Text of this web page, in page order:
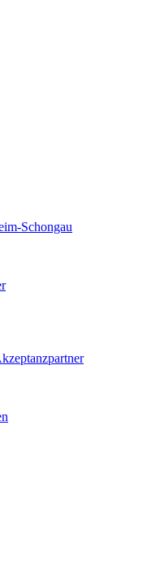
Schongau